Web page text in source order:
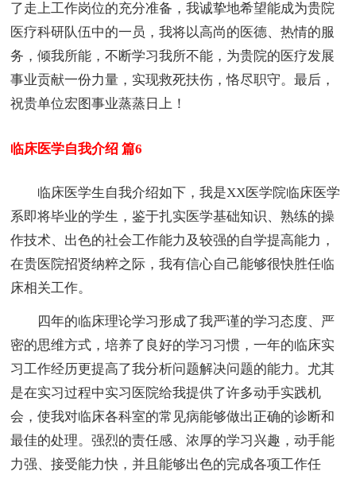
了走上工作岗位的充分准备，我诚挚地希望能成为贵院
医疗科研队伍中的一员，我将以高尚的医德、热情的服
务，倾我所能，不断学习我所不能，为贵院的医疗发展
事业贡献一份力量，实现救死扶伤，恪尽职守。最后，
祝贵单位宏图事业蒸蒸日上！
临床医学自我介绍 篇6
临床医学生自我介绍如下，我是XX医学院临床医学
系即将毕业的学生，鉴于扎实医学基础知识、熟练的操
作技术、出色的社会工作能力及较强的自学提高能力，
在贵医院招贤纳粹之际，我有信心自己能够很快胜任临
床相关工作。
四年的临床理论学习形成了我严谨的学习态度、严
密的思维方式，培养了良好的学习习惯，一年的临床实
习工作经历更提高了我分析问题解决问题的能力。尤其
是在实习过程中实习医院给我提供了许多动手实践机
会，使我对临床各科室的常见病能够做出正确的诊断和
最佳的处理。强烈的责任感、浓厚的学习兴趣，动手能
力强、接受能力快，并且能够出色的完成各项工作任